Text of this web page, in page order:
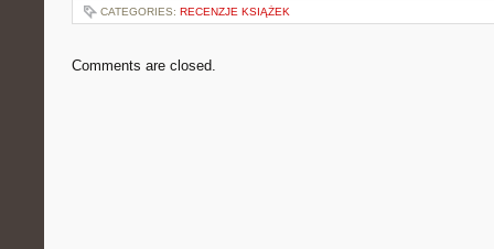
CATEGORIES: RECENZJE KSIĄŻEK
Comments are closed.